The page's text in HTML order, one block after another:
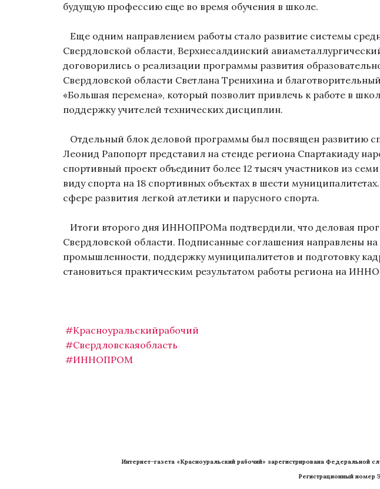
будущую профессию еще во время обучения в школе.
Еще одним направлением работы стало развитие системы
Свердловской области, Верхнесалдинский
договорились о реализации программы развития
Свердловской области Светлана Тренихина и
«Большая перемена», который позволит привлечь к работе в
поддержку учителей технических дисциплин.
Отдельный блок деловой программы был посвящен развитию
Леонид Рапопорт представил на стенде региона Спартакиаду
спортивный проект объединит более 12 тысяч участников из
виду спорта на 18 спортивных объектах в шести
сфере развития легкой атлетики и парусного спорта.
Итоги второго дня ИННОПРОМа подтвердили, что деловая
Свердловской области. Подписанные соглашения направлены
промышленности, поддержку муниципалитетов и подготовку
становиться практическим результатом работы региона на
#Красноуральскийрабочий
#Свердловскаяобласть
#ИННОПРОМ
Интернет-газета «Красноуральский рабочий» зарегистрирована
Регистрационный номер